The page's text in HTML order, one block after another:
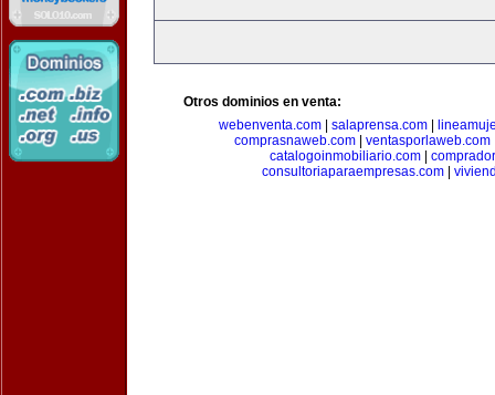
Otros dominios en venta:
webenventa.com
salaprensa.com
comprasnaweb.com
ventasporlaweb.com
catalogoinmobiliario.com|
consultoriaparaempresas.com|